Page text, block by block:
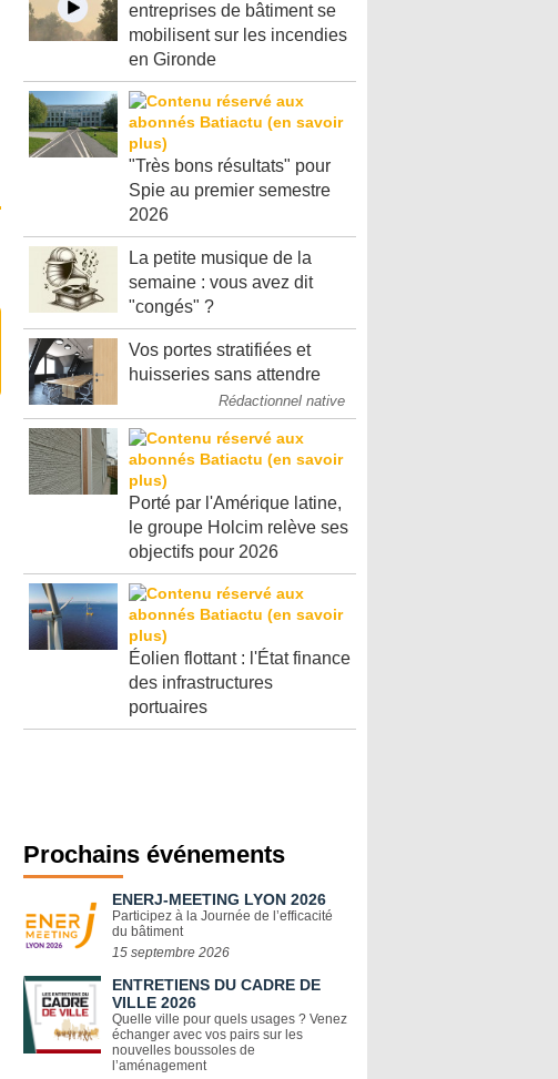
entreprises de bâtiment se
mobilisent sur les incendies
en Gironde
"Très bons résultats" pour
Spie au premier semestre
2026
La petite musique de la
semaine : vous avez dit
"congés" ?
Vos portes stratifiées et
huisseries sans attendre
Rédactionnel native
Porté par l'Amérique latine,
le groupe Holcim relève ses
objectifs pour 2026
Éolien flottant : l'État finance
des infrastructures
portuaires
Prochains événements
ENERJ-MEETING LYON 2026
Participez à la Journée de l’efficacité
du bâtiment
15 septembre 2026
ENTRETIENS DU CADRE DE
VILLE 2026
Quelle ville pour quels usages ? Venez
échanger avec vos pairs sur les
nouvelles boussoles de
l’aménagement